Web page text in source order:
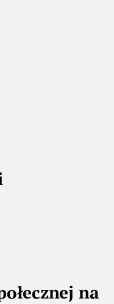
na